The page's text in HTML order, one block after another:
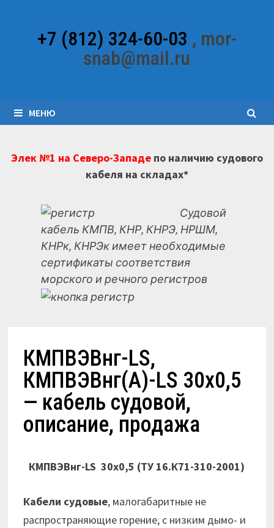
содержимому+7 (812) 324-60-03 , mor-
snab@mail.ru
МЕНЮ
Элек №1 на Северо-Западепо наличию судового
кабеля на складах*
Судовой
кабель КМПВ, КНР, КНРЭ, НРШМ,
КНРк, КНРЭк имеет необходимые
сертификаты соответствия
морского и речного регистров
КМПВЭВнг-LS,
КМПВЭВнг(А)-LS 30х0,5
— кабель судовой,
описание, продажа
КМПВЭВнг-LS 30х0,5 (ТУ 16.К71-310-2001)
Кабели судовые, малогабаритные не
распространяющие горение, с низким дымо- и